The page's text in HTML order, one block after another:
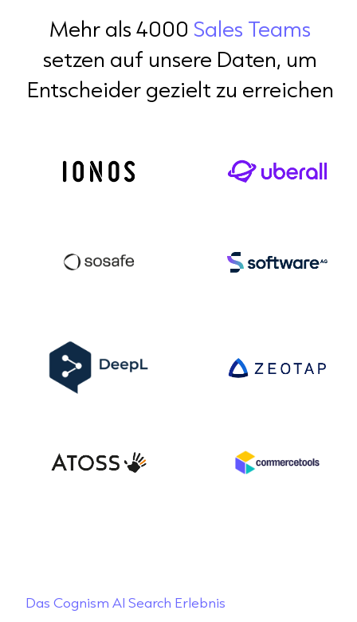
Mehr als 4000 Sales Teams
setzen auf unsere Daten, um
Entscheider gezielt zu erreichen
Das Cognism AI Search Erlebnis